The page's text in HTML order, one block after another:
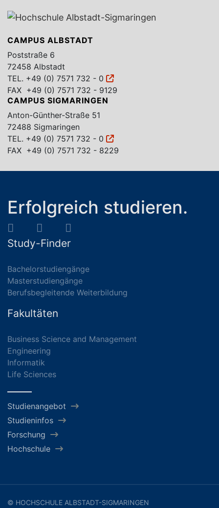
CAMPUS ALBSTADT
Poststraße 6
72458 Albstadt
TEL. +49 (0) 7571 732 - 0
FAX +49 (0) 7571 732 - 9129
CAMPUS SIGMARINGEN
Anton-Günther-Straße 51
72488 Sigmaringen
TEL. +49 (0) 7571 732 - 0
FAX +49 (0) 7571 732 - 8229
Erfolgreich studieren.
Study-Finder
Bachelorstudiengänge
Masterstudiengänge
Berufsbegleitende Weiterbildung
Fakultäten
Business Science and Management
Engineering
Informatik
Life Sciences
Studienangebot
Studieninfos
Forschung
Hochschule
© HOCHSCHULE ALBSTADT-SIGMARINGEN